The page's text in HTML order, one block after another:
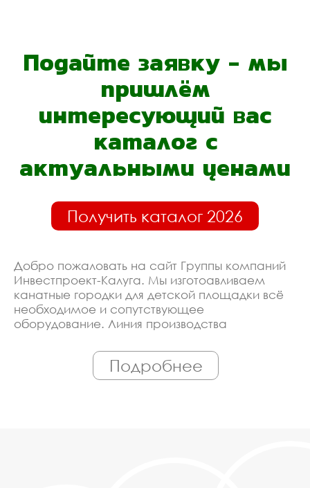
Подайте заявку - мы
пришлём
интересующий вас
каталог с
актуальными ценами
Получить каталог 2026
Добро пожаловать на сайт Группы компаний
Инвестпроект-Калуга. Мы изготоавливаем
канатные городки для детской площадки всё
необходимое и сопутствующее
оборудование. Линия производства
работает только квалифицированный
персонал. Поэтому Вы всегда можете
рассчитывать на исключительно высокую
Подробнее